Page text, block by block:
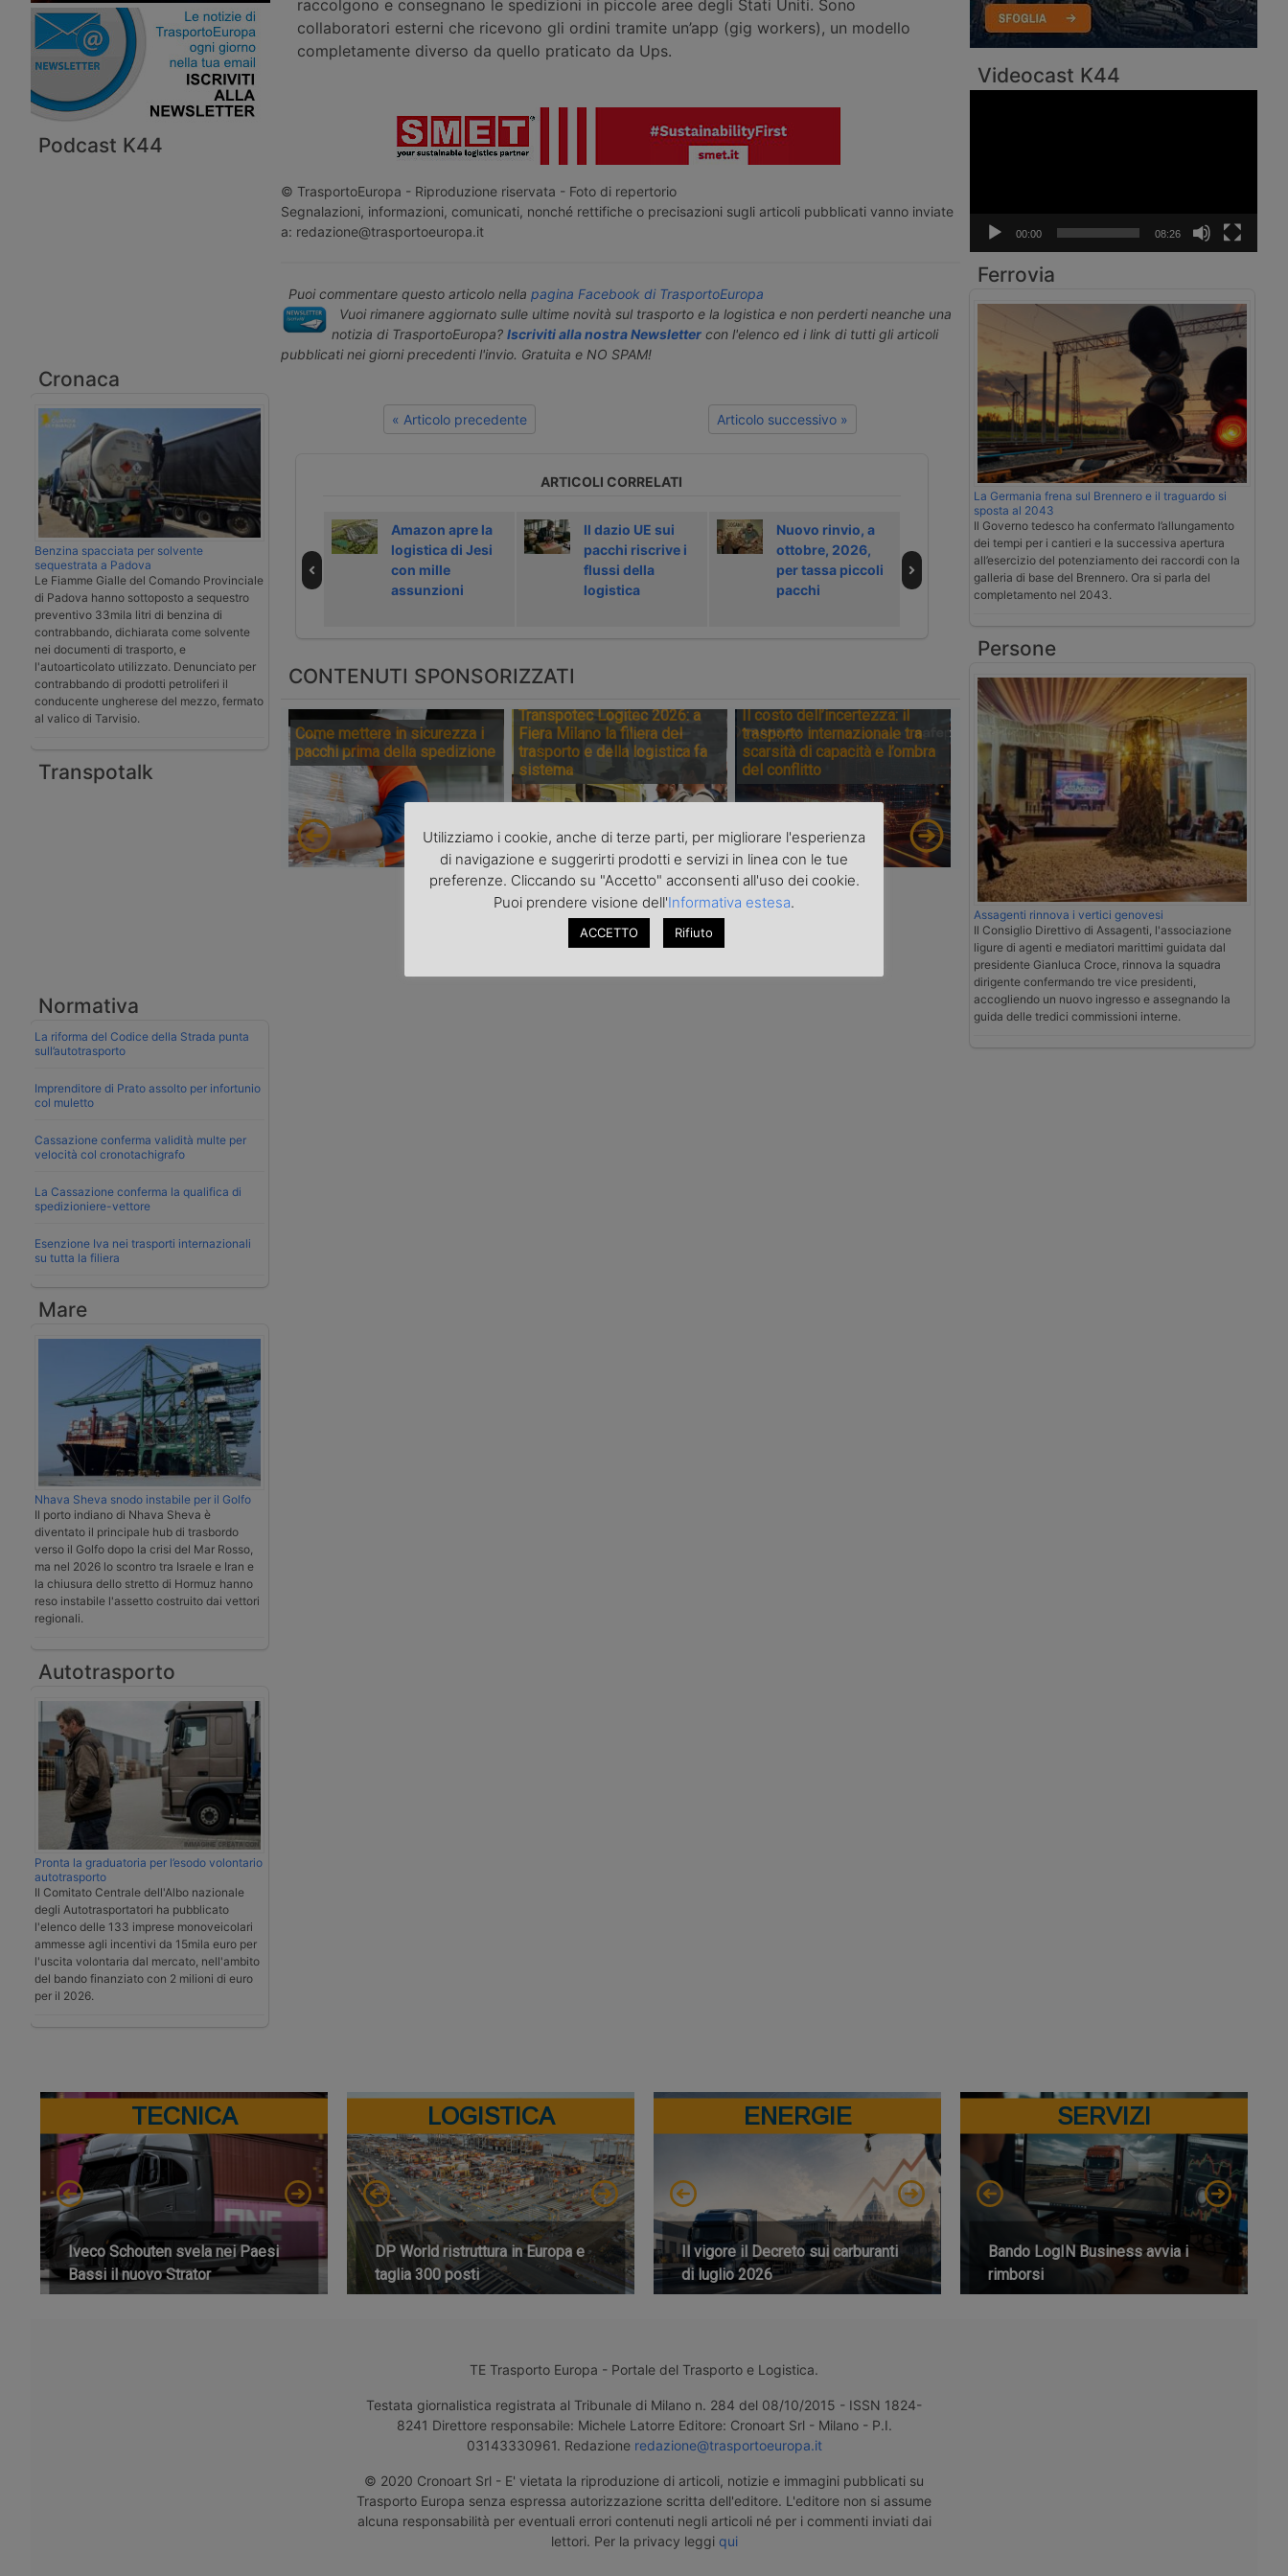
Podcast K44
Cronaca
Benzina spacciata per solvente
sequestrata a Padova
Le Fiamme Gialle del Comando Provinciale
di Padova hanno sottoposto a sequestro
preventivo 33mila litri di benzina di
contrabbando, dichiarata come solvente
nei documenti di trasporto, e
l'autoarticolato utilizzato. Denunciato per
contrabbando di prodotti petroliferi il
conducente ungherese del mezzo, fermato
al valico di Tarvisio.
Transpotalk
Normativa
La riforma del Codice della Strada punta
sull’autotrasporto
Imprenditore di Prato assolto per infortunio
col muletto
Cassazione conferma validità multe per
velocità col cronotachigrafo
La Cassazione conferma la qualifica di
spedizioniere-vettore
Esenzione Iva nei trasporti internazionali
su tutta la filiera
Mare
Nhava Sheva snodo instabile per il Golfo
Il porto indiano di Nhava Sheva è
diventato il principale hub di trasbordo
verso il Golfo dopo la crisi del Mar Rosso,
ma nel 2026 lo scontro tra Israele e Iran e
la chiusura dello stretto di Hormuz hanno
reso instabile l'assetto costruito dai vettori
regionali.
Autotrasporto
Pronta la graduatoria per l’esodo volontario
autotrasporto
Il Comitato Centrale dell'Albo nazionale
degli Autotrasportatori ha pubblicato
l'elenco delle 133 imprese monoveicolari
ammesse agli incentivi da 15mila euro per
l'uscita volontaria dal mercato, nell'ambito
del bando finanziato con 2 milioni di euro
per il 2026.
raccolgono e consegnano le spedizioni in piccole aree degli Stati Uniti. Sono
collaboratori esterni che ricevono gli ordini tramite un’app (gig workers), un modello
completamente diverso da quello praticato da Ups.
© TrasportoEuropa - Riproduzione riservata - Foto di repertorio
Segnalazioni, informazioni, comunicati, nonché rettifiche o precisazioni sugli articoli pubblicati vanno inviate
a: redazione@trasportoeuropa.it
Puoi commentare questo articolo nella pagina Facebook di TrasportoEuropa
Vuoi rimanere aggiornato sulle ultime novità sul trasporto e la logistica e non perderti neanche una
notizia di TrasportoEuropa? Iscriviti alla nostra Newslettercon l'elenco ed i link di tutti gli articoli
pubblicati nei giorni precedenti l'invio. Gratuita e NO SPAM!
« Articolo precedente Articolo successivo »
ARTICOLI CORRELATI
La tassa sui
pacchi penalizza
la logistica
italiana
Nuovi elementi
sull’incidente del
negli Usa
Amazon apre la
logistica di Jesi
con mille
assunzioni
Il dazio UE sui
pacchi riscrive i
flussi della
logistica
Nuovo rinvio, a
ottobre, 2026,
per tassa piccoli
pacchi
Confetra
ribadisce
l’opposizione alla
tassa italiana sui
Amazon
seleziona il
personale per la
logistica di Jesi
CONTENUTI SPONSORIZZATI
Come mettere in sicurezza i
pacchi prima della spedizione
Transpotec Logitec 2026: a
Fiera Milano la filiera del
trasporto e della logistica fa
sistema
Il costo dell’incertezza: il
trasporto internazionale tra
scarsità di capacità e l’ombra
del conflitto
Videocast K44
00:00 08:26
Ferrovia
La Germania frena sul Brennero e il traguardo si
sposta al 2043
Il Governo tedesco ha confermato l’allungamento
dei tempi per i cantieri e la successiva apertura
all’esercizio del potenziamento dei raccordi con la
galleria di base del Brennero. Ora si parla del
completamento nel 2043.
Persone
Assagenti rinnova i vertici genovesi
Il Consiglio Direttivo di Assagenti, l'associazione
ligure di agenti e mediatori marittimi guidata dal
presidente Gianluca Croce, rinnova la squadra
dirigente confermando tre vice presidenti,
accogliendo un nuovo ingresso e assegnando la
guida delle tredici commissioni interne.
TECNICA
Iveco Schouten svela nei Paesi
Bassi il nuovo Strator
LOGISTICA
DP World ristruttura in Europa e
taglia 300 posti
ENERGIE
Il vigore il Decreto sui carburanti
di luglio 2026
SERVIZI
Bando LogIN Business avvia i
rimborsi
TE Trasporto Europa - Portale del Trasporto e Logistica.
Testata giornalistica registrata al Tribunale di Milano n. 284 del 08/10/2015 - ISSN 1824-
8241 Direttore responsabile: Michele Latorre Editore: Cronoart Srl - Milano - P.I.
03143330961. Redazione redazione@trasportoeuropa.it
© 2020 Cronoart Srl - E' vietata la riproduzione di articoli, notizie e immagini pubblicati su
Trasporto Europa senza espressa autorizzazione scritta dell'editore. L'editore non si assume
alcuna responsabilità per eventuali errori contenuti negli articoli né per i commenti inviati dai
lettori. Per la privacy leggi qui
Utilizziamo i cookie, anche di terze parti, per migliorare l'esperienza
di navigazione e suggerirti prodotti e servizi in linea con le tue
preferenze. Cliccando su "Accetto" acconsenti all'uso dei cookie.
Puoi prendere visione dell'Informativa estesa.
ACCETTO Rifiuto